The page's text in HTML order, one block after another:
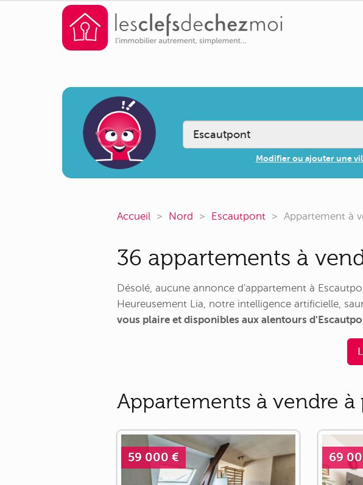
Modifier ou ajouter une
Accueil Nord Escautpont Appartement à
36 appartements à
Désolé, aucune annonce d'appartement à
Heureusement Lia, notre intelligence artificielle,
vous plaire et disponibles aux alentours
Appartements à vendre
59 000 € 69